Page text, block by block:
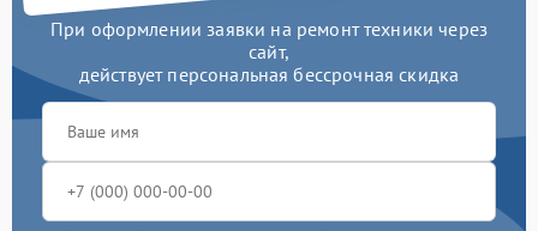
При оформлении заявки на ремонт техники через
сайт,
действует персональная бессрочная скидка